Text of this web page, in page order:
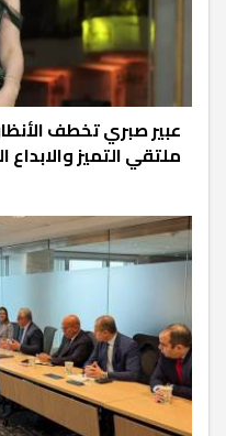
عبير صبري تخطف
ملتقي التميز والابداع